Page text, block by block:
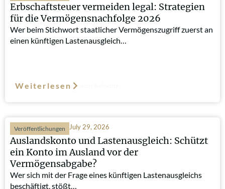
Erbschaftsteuer vermeiden legal: Strategien
für die Vermögensnachfolge 2026
Wer beim Stichwort staatlicher Vermögenszugriff zuerst an
einen künftigen Lastenausgleich…
Weiterlesen
Veröffentlichungen July 29, 2026
Auslandskonto und Lastenausgleich: Schützt
ein Konto im Ausland vor der
Vermögensabgabe?
Wer sich mit der Frage eines künftigen Lastenausgleichs
beschäftigt, stößt…